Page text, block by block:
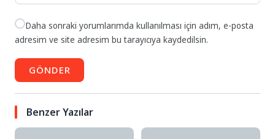
Daha sonraki yorumlarımda kullanılması için adım, e-posta
adresim ve site adresim bu tarayıcıya kaydedilsin.
GÖNDER
Benzer Yazılar